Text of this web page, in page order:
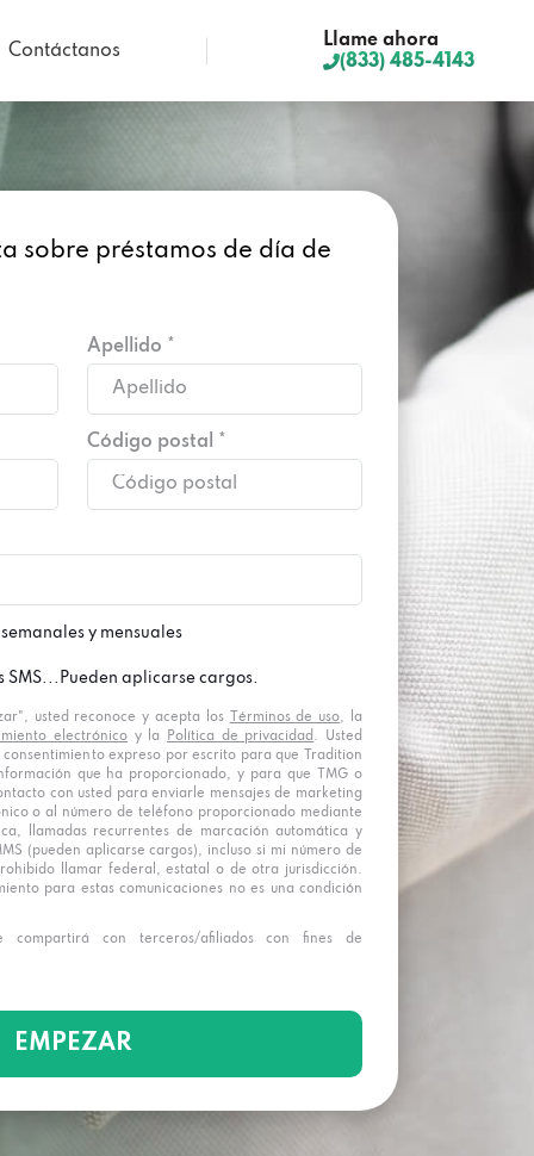
Contáctanos
Llame ahora
(833) 485-4143
sobre préstamos de día de
Apellido *
Código postal *
y mensuales
SMS...Pueden aplicarse cargos.
usted reconoce y acepta los Términos de uso, la
electrónico y la Política de privacidad . Usted
expreso por escrito para que Tradition
que ha proporcionado, y para que TMG o
con usted para enviarle mensajes de marketing
o al número de teléfono proporcionado mediante
llamadas recurrentes de marcación automática y
(pueden aplicarse cargos), incluso si mi número de
llamar federal, estatal o de otra jurisdicción.
para estas comunicaciones no es una condición
compartirá con terceros/afiliados con fines de
EMPEZAR